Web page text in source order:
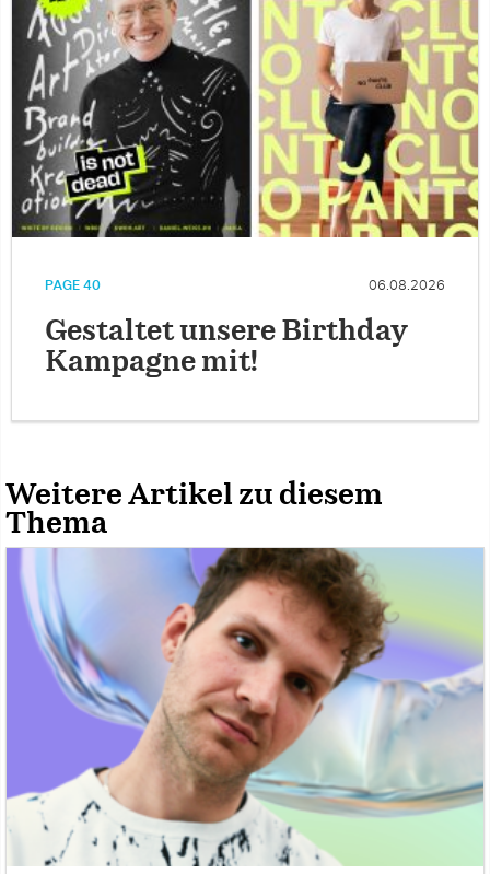
PAGE 40 06.08.2026
Gestaltet unsere Birthday
Kampagne mit!
Weitere Artikel zu diesem
Thema